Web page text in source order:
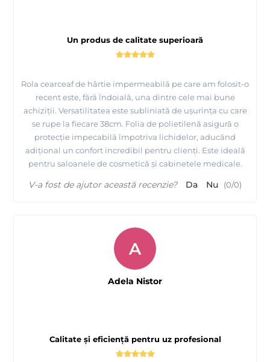
Un produs de calitate superioară
Rola cearceaf de hârtie impermeabilă pe care am folosit-o
recent este, fără îndoială, una dintre cele mai bune
achiziții. Versatilitatea este subliniată de ușurința cu care
se rupe la fiecare 38cm. Folia de polietilenă asigură o
protecție impecabilă împotriva lichidelor, aducând
adițional un confort incredibil pentru clienți. Este ideală
pentru saloanele de cosmetică și cabinetele medicale.
V-a fost de ajutor această recenzie? Da Nu (0/0)
Calitate și eficiență pentru uz profesional
A
Adela Nistor